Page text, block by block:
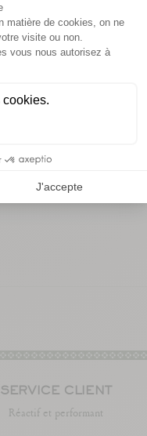
SERVICE CLIENT
Réactif et performant